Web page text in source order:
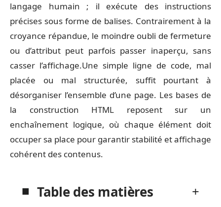
langage humain ; il exécute des instructions
précises sous forme de balises. Contrairement à la
croyance répandue, le moindre oubli de fermeture
ou d’attribut peut parfois passer inaperçu, sans
casser l’affichage.Une simple ligne de code, mal
placée ou mal structurée, suffit pourtant à
désorganiser l’ensemble d’une page. Les bases de
la construction HTML reposent sur un
enchaînement logique, où chaque élément doit
occuper sa place pour garantir stabilité et affichage
cohérent des contenus.
Table des matières